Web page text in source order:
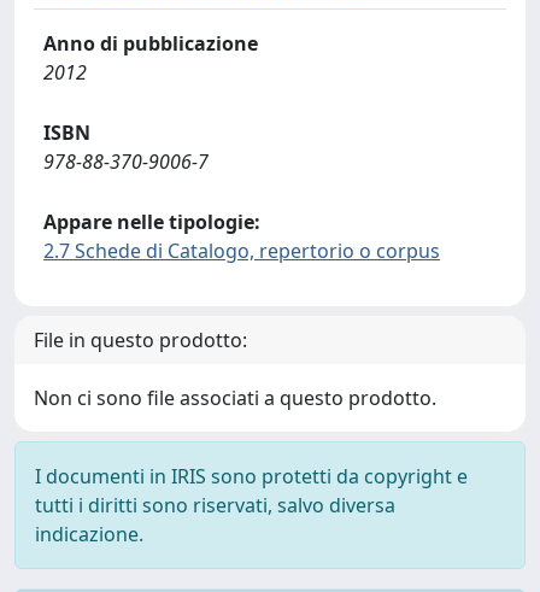
Anno di pubblicazione
2012
ISBN
978-88-370-9006-7
Appare nelle tipologie:
2.7 Schede di Catalogo, repertorio o corpus
File in questo prodotto:
Non ci sono file associati a questo prodotto.
I documenti in IRIS sono protetti da copyright e
tutti i diritti sono riservati, salvo diversa
indicazione.